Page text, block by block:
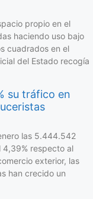
propio en el
haciendo uso bajo
cuadrados en el
del Estado recogía
su tráfico en
las 5.444.542
4,39% respecto al
exterior, las
han crecido un